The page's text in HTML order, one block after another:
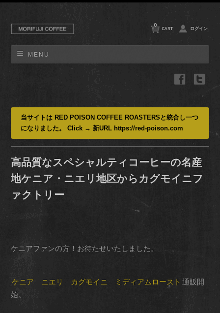
MENU
CART
0
ログイン
当サイトは RED POISON COFFEE ROASTERSと統合し一つ
になりました。 Click → 新URL https://red-poison.com
高品質なスペシャルティコーヒーの名産
地ケニア・ニエリ地区からカグモイニフ
ァクトリー
ケニアファンの方！お待たせいたしました。
ケニア ニエリ カグモイニ ミディアムロースト 通販開
始。